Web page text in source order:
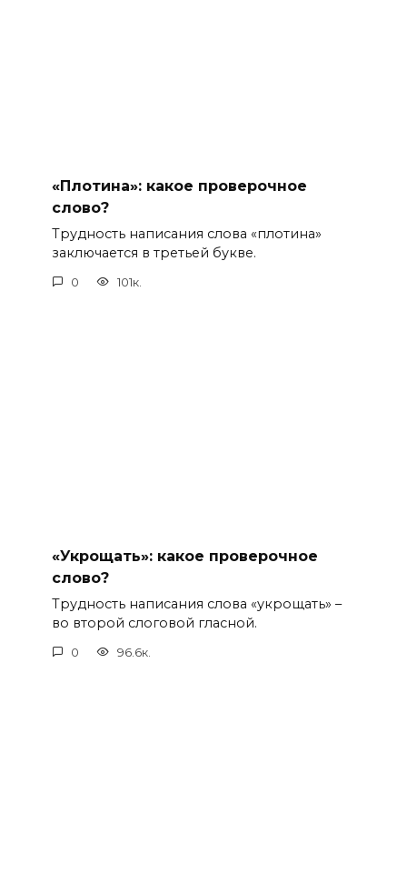
«Плотина»: какое проверочное
слово?
Трудность написания слова «плотина»
заключается в третьей букве.
0 101к.
«Укрощать»: какое проверочное
слово?
Трудность написания слова «укрощать» –
во второй слоговой гласной.
0 96.6к.